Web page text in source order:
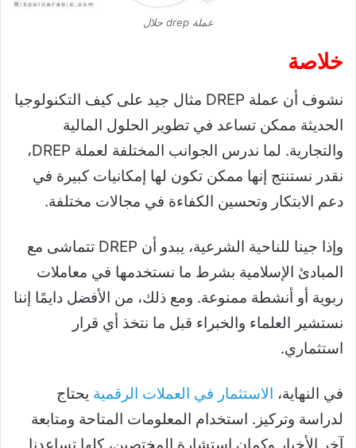
عملة drep حلال
خلاصة
نشوف أن عملة DREP مثال جيد على كيف التكنولوجيا
الحديثة ممكن تساعد في تطوير الحلول المالية
والتجارية. لما ندرس الجوانب المختلفة لعملة DREP،
نقدر نستنتج إنها ممكن تكون لها إمكانيات كبيرة في
دعم الابتكار وتحسين الكفاءة في مجالات مختلفة.
وإذا جينا للناحية الشرعية، يبدو أن DREP تتماشى مع
المبادئ الإسلامية بشرط ما نستخدمها في معاملات
ربوية أو أنشطة ممنوعة. ومع ذلك، من الأفضل دايمًا إننا
نستشير العلماء والخبراء قبل ما نتخذ أي قرار
استثماري.
في النهاية، الاستثمار في العملات الرقمية يحتاج
لدراسة وتركيز. استخدام المعلومات المتاحة ومتابعة
آخر الأخبار وكمان استشارة المختصين، كلها تساعدنا